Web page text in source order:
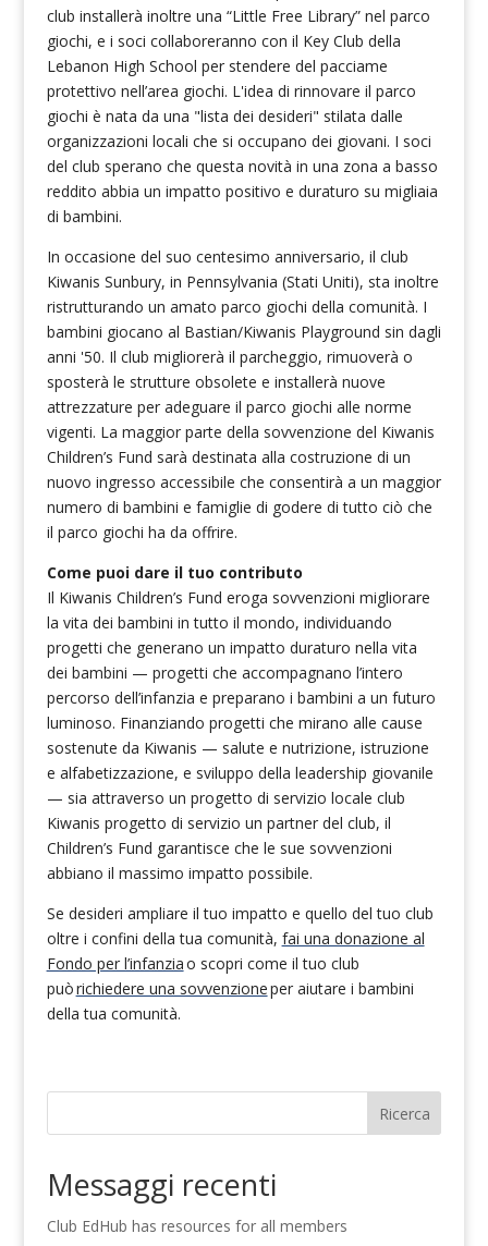
club installerà inoltre una “Little Free Library” nel parco
giochi, e i soci collaboreranno con il Key Club della
Lebanon High School per stendere del pacciame
protettivo nell’area giochi. L'idea di rinnovare il parco
giochi è nata da una "lista dei desideri" stilata dalle
organizzazioni locali che si occupano dei giovani. I soci
del club sperano che questa novità in una zona a basso
reddito abbia un impatto positivo e duraturo su migliaia
di bambini.
In occasione del suo centesimo anniversario, il club
Kiwanis Sunbury, in Pennsylvania (Stati Uniti), sta inoltre
ristrutturando un amato parco giochi della comunità. I
bambini giocano al Bastian/Kiwanis Playground sin dagli
anni '50. Il club migliorerà il parcheggio, rimuoverà o
sposterà le strutture obsolete e installerà nuove
attrezzature per adeguare il parco giochi alle norme
vigenti. La maggior parte della sovvenzione del Kiwanis
Children’s Fund sarà destinata alla costruzione di un
nuovo ingresso accessibile che consentirà a un maggior
numero di bambini e famiglie di godere di tutto ciò che
il parco giochi ha da offrire.
Come puoi dare il tuo contributo
Il Kiwanis Children’s Fund eroga sovvenzioni migliorare
la vita dei bambini in tutto il mondo, individuando
progetti che generano un impatto duraturo nella vita
dei bambini — progetti che accompagnano l’intero
percorso dell’infanzia e preparano i bambini a un futuro
luminoso. Finanziando progetti che mirano alle cause
sostenute da Kiwanis — salute e nutrizione, istruzione
e alfabetizzazione, e sviluppo della leadership giovanile
— sia attraverso un progetto di servizio locale club
Kiwanis progetto di servizio un partner del club, il
Children’s Fund garantisce che le sue sovvenzioni
abbiano il massimo impatto possibile.
Se desideri ampliare il tuo impatto e quello del tuo club
oltre i confini della tua comunità, fai una donazione al
Fondo per l’infanziao scopri come il tuo club
puòrichiedere una sovvenzioneper aiutare i bambini
della tua comunità.
Ricerca
Messaggi recenti
Club EdHub has resources for all members